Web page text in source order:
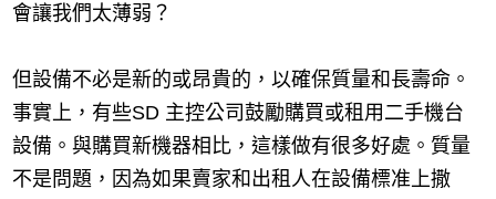
會讓我們太薄弱？
但設備不必是新的或昂貴的，以確保質量和長壽命。
事實上，有些SD 主控公司鼓勵購買或租用二手機台
設備。與購買新機器相比，這樣做有很多好處。質量
不是問題，因為如果賣家和出租人在設備標准上撒